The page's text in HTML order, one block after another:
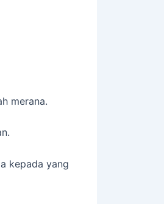
merana.
kepada yang